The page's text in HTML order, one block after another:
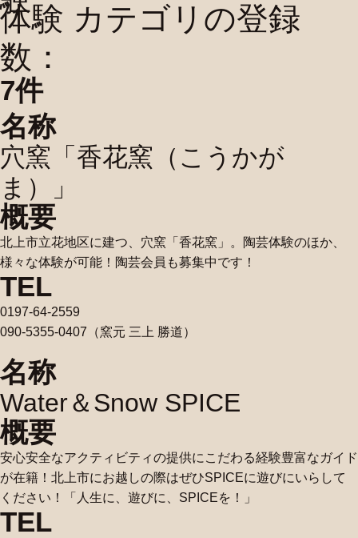
体験 カテゴリの登録
数：
7件
名称
穴窯「香花窯（こうかが
ま）」
概要
北上市立花地区に建つ、穴窯「香花窯」。陶芸体験のほか、
様々な体験が可能！陶芸会員も募集中です！
TEL
0197-64-2559
090-5355-0407（窯元 三上 勝道）
名称
Water＆Snow SPICE
概要
安心安全なアクティビティの提供にこだわる経験豊富なガイド
が在籍！北上市にお越しの際はぜひSPICEに遊びにいらして
ください！「人生に、遊びに、SPICEを！」
TEL